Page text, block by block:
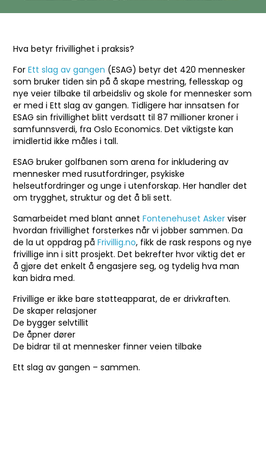
Hva betyr frivillighet i praksis?
ForEtt slag av gangen (ESAG) betyr det 420 mennesker
som bruker tiden sin på å skape mestring, fellesskap og
nye veier tilbake til arbeidsliv og skole for mennesker som
er med i Ett slag av gangen. Tidligere har innsatsen for
ESAG sin frivillighet blitt verdsatt til 87 millioner kroner i
samfunnsverdi, fra Oslo Economics. Det viktigste kan
imidlertid ikke måles i tall.
ESAG bruker golfbanen som arena for inkludering av
mennesker med rusutfordringer, psykiske
helseutfordringer og unge i utenforskap. Her handler det
om trygghet, struktur og det å bli sett.
Samarbeidet med blant annetFontenehuset Asker viser
hvordan frivillighet forsterkes når vi jobber sammen. Da
de la ut oppdrag påFrivillig.no, fikk de rask respons og nye
frivillige inn i sitt prosjekt. Det bekrefter hvor viktig det er
å gjøre det enkelt å engasjere seg, og tydelig hva man
kan bidra med.
Frivillige er ikke bare støtteapparat, de er drivkraften.
De skaper relasjoner
De bygger selvtillit
De åpner dører
De bidrar til at mennesker finner veien tilbake
Ett slag av gangen – sammen.